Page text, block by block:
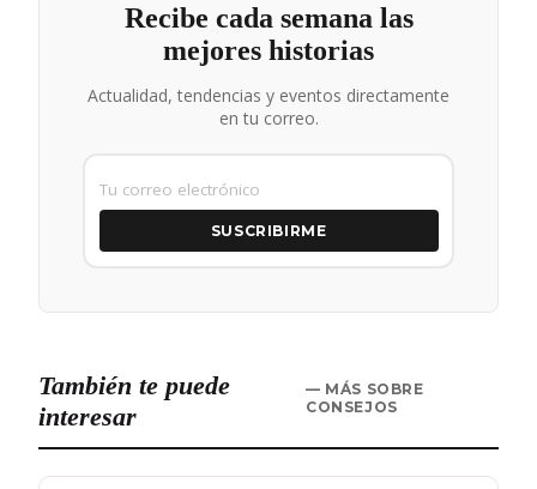
Recibe cada semana las
mejores historias
Actualidad, tendencias y eventos directamente
en tu correo.
SUSCRIBIRME
También te puede
interesar
— MÁS SOBRE
CONSEJOS